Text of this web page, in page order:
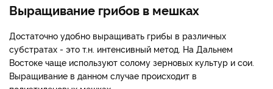
Выращивание грибов в мешках
Достаточно удобно выращивать грибы в различных
субстратах - это т.н. интенсивный метод. На Дальнем
Востоке чаще используют солому зерновых культур и сои.
Выращивание в данном случае происходит в